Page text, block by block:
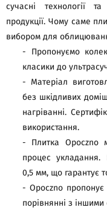
сучасні технології
продукції. Чому саме
вибором для
- Пропонуємо
класики до
- Матеріал
без шкідливих
нагріванні.
використання.
- Плитка Opoczno
процес укладання.
0,5 мм, що гарантує
- Opoczno пропонує
порівнянні з